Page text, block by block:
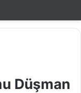
Düşman